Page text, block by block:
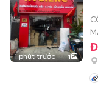
1 phút trước 1